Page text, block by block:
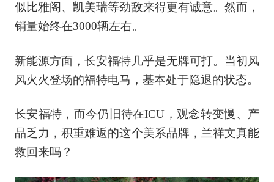
似比雅阁、凯美瑞等劲敌来得更有诚意。然而，
销量始终在3000辆左右。
新能源方面，长安福特几乎是无牌可打。当初风
风火火登场的福特电马，基本处于隐退的状态。
长安福特，而今仍旧待在ICU，观念转变慢、产
品乏力，积重难返的这个美系品牌，兰祥文真能
救回来吗？